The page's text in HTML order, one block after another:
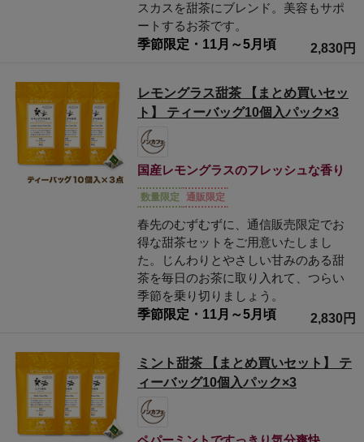
スカスを甜茶にブレンド。美容もサポ
ートするお茶です。
季節限定・11月～5月頃
2,830円
レモングラス甜茶 【まとめ買いセッ
ト】 ティーバッグ10個入パック×3
国産レモングラスのフレッシュな香り
数量限定 通販限定
春先のむずむずに、通信販売限定でお
得な甜茶セットをご用意いたしまし
た。じんわりとやさしい甘みのある甜
茶を毎日のお茶に取り入れて、つらい
季節を乗り切りましょう。
季節限定・11月～5月頃
2,830円
ミント甜茶 【まとめ買いセット】 テ
ィーバッグ10個入パック×3